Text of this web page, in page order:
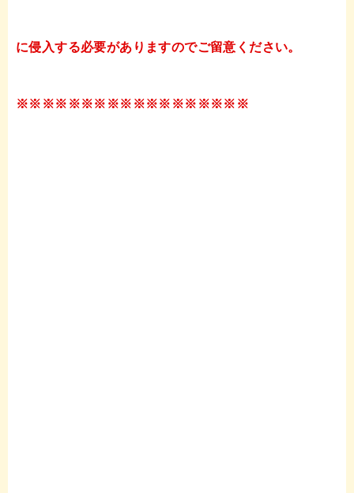
に侵入する必要がありますのでご留意ください。
※※※※※※※※※※※※※※※※※※